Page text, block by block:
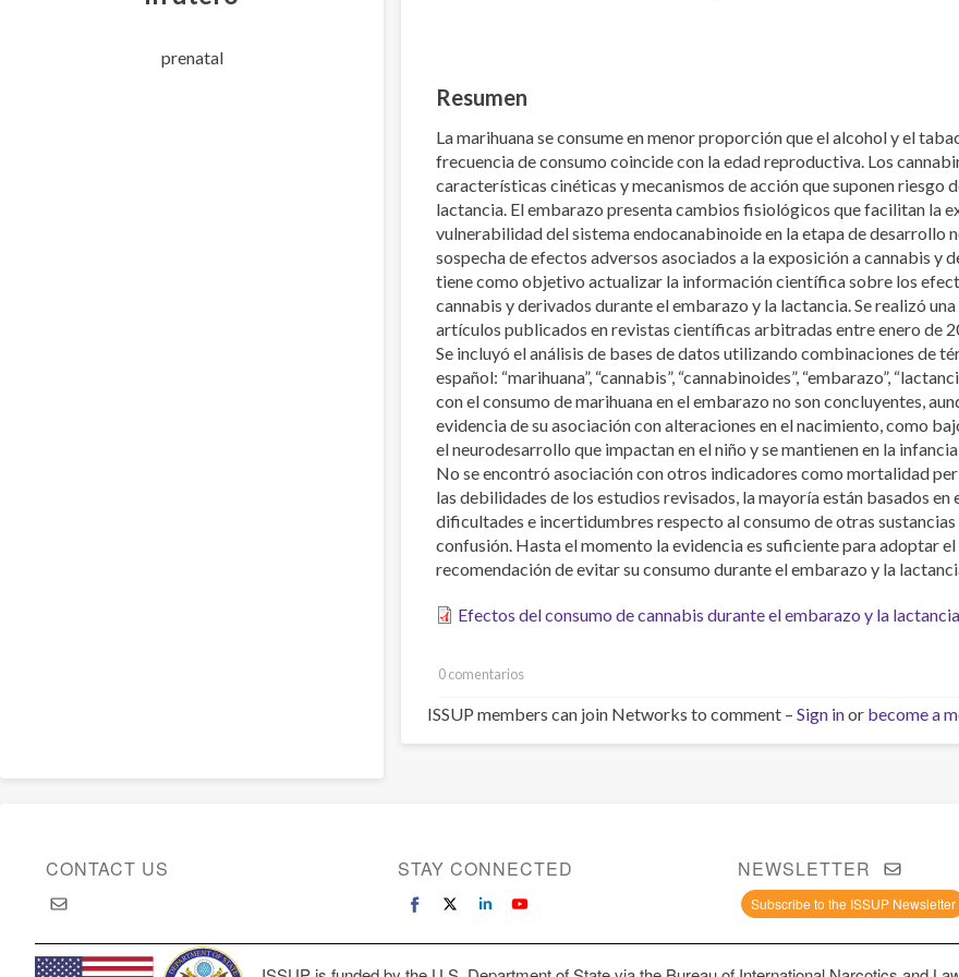
prenatal
Resumen
La marihuana se consume en menor proporción que el alcohol y el
frecuencia de consumo coincide con la edad reproductiva. Los
características cinéticas y mecanismos de acción que suponen riesgo
lactancia. El embarazo presenta cambios fisiológicos que facilitan la
vulnerabilidad del sistema endocanabinoide en la etapa de desarrollo
sospecha de efectos adversos asociados a la exposición a cannabis y
tiene como objetivo actualizar la información científica sobre los
cannabis y derivados durante el embarazo y la lactancia. Se realizó
artículos publicados en revistas científicas arbitradas entre enero de
Se incluyó el análisis de bases de datos utilizando combinaciones de
español: “marihuana”, “cannabis”, “cannabinoides”, “embarazo”,
con el consumo de marihuana en el embarazo no son concluyentes,
evidencia de su asociación con alteraciones en el nacimiento, como
el neurodesarrollo que impactan en el niño y se mantienen en la
No se encontró asociación con otros indicadores como mortalidad
las debilidades de los estudios revisados, la mayoría están basados
dificultades e incertidumbres respecto al consumo de otras
confusión. Hasta el momento la evidencia es suficiente para adoptar
recomendación de evitar su consumo durante el embarazo y la
Efectos del consumo de cannabis durante el embarazo y la
0 comentarios
ISSUP members can join Networks to comment – Sign inor become a
CONTACT US STAY CONNECTED NEWSLETTER
Subscribe to the ISSUP Newsletter